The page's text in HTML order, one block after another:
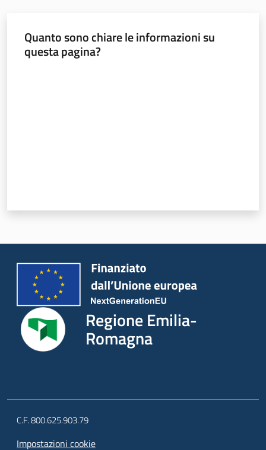
Amministrazione
trasparente
Regione
Novità
Servizi
Quanto sono chiare le informazioni su
questa pagina?
Regione Emilia-
Romagna
C.F. 800.625.903.79
Impostazioni cookie